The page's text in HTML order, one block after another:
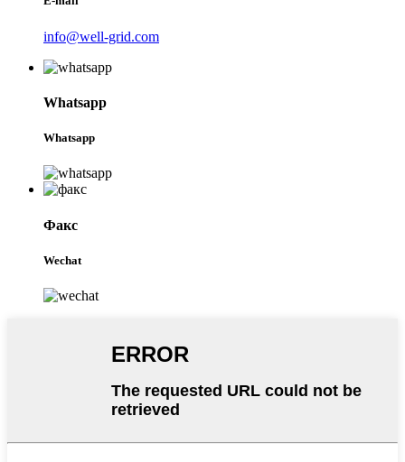
info@well-grid.com
Whatsapp
Whatsapp
Факс
Wechat